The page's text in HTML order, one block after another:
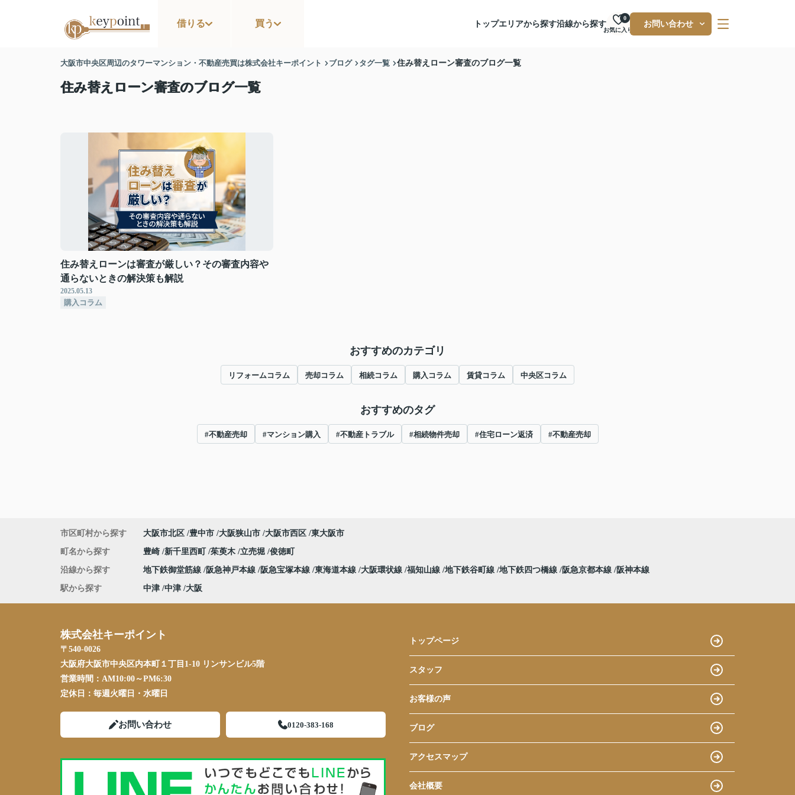
借りる 買う トップエリアから探す沿線から探す
お気に入り
0
お問い合わせ
大阪市中央区周辺のタワーマンション・不動産売買は株式会社キーポイント ブログ タグ一覧 住み替えローン審査のブログ一覧
住み替えローン審査のブログ一覧
住み替えローンは審査が厳しい？その審査内容や
通らないときの解決策も解説
2025.05.13
購入コラム
おすすめのカテゴリ
リフォームコラム 売却コラム 相続コラム 購入コラム 賃貸コラム 中央区コラム
おすすめのタグ
#不動産売却 #マンション購入 #不動産トラブル #相続物件売却 #住宅ローン返済 #不動産売却
市区町村から探す 大阪市北区 豊中市 大阪狭山市 大阪市西区 東大阪市
町名から探す 豊崎 新千里西町 茱萸木 立売堀 俊徳町
沿線から探す 地下鉄御堂筋線 阪急神戸本線 阪急宝塚本線 東海道本線 大阪環状線 福知山線 地下鉄谷町線 地下鉄四つ橋線 阪急京都本線 阪神本線
駅から探す 中津 中津 大阪
株式会社キーポイント
〒540-0026
大阪府大阪市中央区内本町１丁目1-10 リンサンビル5階
営業時間： AM10:00～PM6:30
定休日： 毎週火曜日・水曜日
お問い合わせ 0120-383-168
トップページ
スタッフ
お客様の声
ブログ
アクセスマップ
会社概要